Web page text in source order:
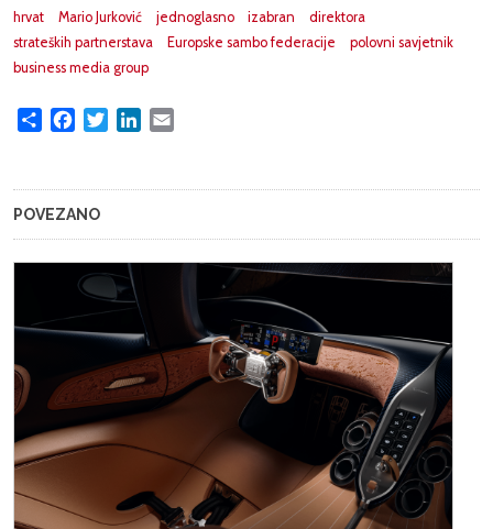
hrvat
Mario Jurković jednoglasno izabran
direktora
strateških partnerstava
Europske sambo federacije
polovni savjetnik
business media group
Share FacebookTwitterLinkedIn
POVEZANO